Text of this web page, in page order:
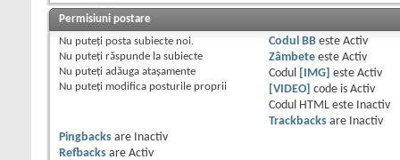
Permisiuni postare
Nu puteţi posta subiecte noi.
Nu puteţi răspunde la subiecte
Nu puteţi adăuga ataşamente
Nu puteţi modifica posturile proprii
Codul BBeste Activ
Zâmbeteeste Activ
Codul
[IMG] este Activ
[VIDEO] code is Activ
Codul HTML este
Inactiv
Trackbacksare
Inactiv
Pingbacks are
Inactiv
Refbacks are Activ